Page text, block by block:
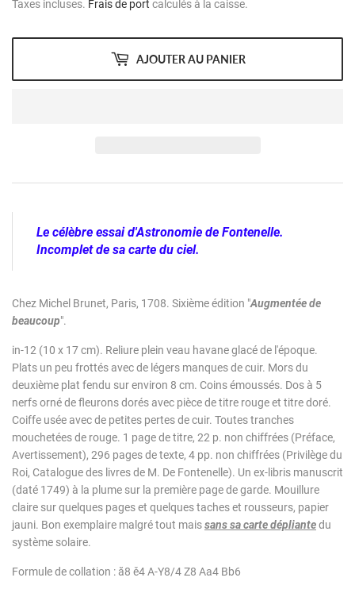
Taxes incluses. Frais de port calculés à la caisse.
AJOUTER AU PANIER
Le célèbre essai d'Astronomie de Fontenelle.
Incomplet de sa carte du ciel.
Chez Michel Brunet, Paris, 1708. Sixième édition "Augmentée de
beaucoup".
in-12 (10 x 17 cm). Reliure plein veau havane glacé de l'époque.
Plats un peu frottés avec de légers manques de cuir. Mors du
deuxième plat fendu sur environ 8 cm. Coins émoussés. Dos à 5
nerfs orné de fleurons dorés avec pièce de titre rouge et titre doré.
Coiffe usée avec de petites pertes de cuir. Toutes tranches
mouchetées de rouge. 1 page de titre, 22 p. non chiffrées (Préface,
Avertissement), 296 pages de texte, 4 pp. non chiffrées (Privilège du
Roi, Catalogue des livres de M. De Fontenelle). Un ex-libris manuscrit
(daté 1749) à la plume sur la première page de garde. Mouillure
claire sur quelques pages et quelques taches et rousseurs, papier
jauni. Bon exemplaire malgré tout maissans sa carte dépliantedu
système solaire.
Formule de collation : ă8 ě4 A-Y8/4 Z8 Aa4 Bb6